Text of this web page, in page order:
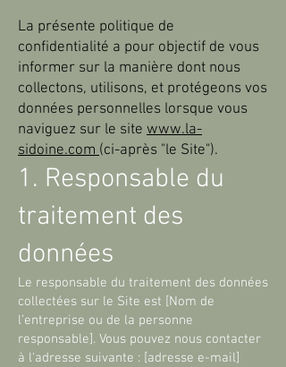
La présente politique de
confidentialité a pour objectif de vous
informer sur la manière dont nous
collectons, utilisons, et protégeons vos
données personnelles lorsque vous
naviguez sur le site www.la-
sidoine.com(ci-après "le Site").
1. Responsable du
traitement des
données
Le responsable du traitement des données
collectées sur le Site est [Nom de
l’entreprise ou de la personne
responsable]. Vous pouvez nous contacter
à l'adresse suivante : [adresse e-mail]